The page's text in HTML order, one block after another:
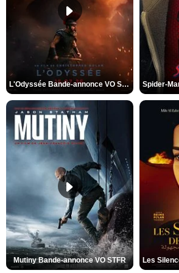
L'Odyssée Bande-annonce VO STFR
Mutiny Bande-annonce VO STFR